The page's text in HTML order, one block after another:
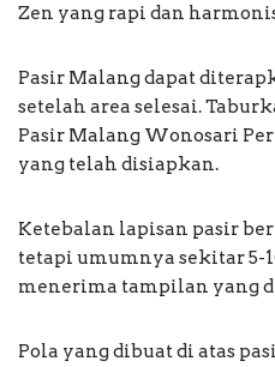
Zen yang rapi dan
Pasir Malang dapat
setelah area selesai.
Pasir Malang Wonosari
yang telah disiapkan.
Ketebalan lapisan pasir
tetapi umumnya sekitar 5-
menerima tampilan yang
Pola yang dibuat di atas